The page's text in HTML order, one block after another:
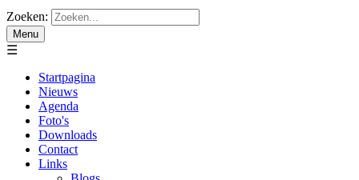
Zoeken:
Menu
☰
Startpagina
Nieuws
Agenda
Foto's
Downloads
Contact
Links